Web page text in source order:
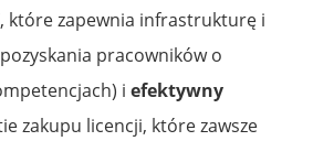
które zapewnia infrastrukturę i
pracowników o
i efektywny
zakupu licencji, które zawsze